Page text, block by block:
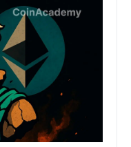
DeGods : les ventes